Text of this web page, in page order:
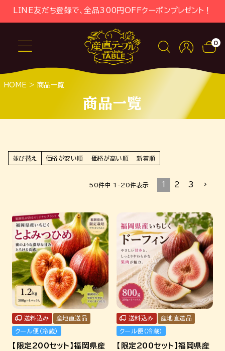
LINE友だち登録で、全品300円OFFクーポンプレゼント！
0
HOME 商品一覧
商品一覧
並び替え 価格が安い順 価格が高い順 新着順
50件中 1 -20件表示 1 2 3
【限定200セット】福岡県産
送料込み 産地直送品
クール便（冷蔵）
【限定200セット】福岡県産
送料込み 産地直送品
クール便（冷蔵）